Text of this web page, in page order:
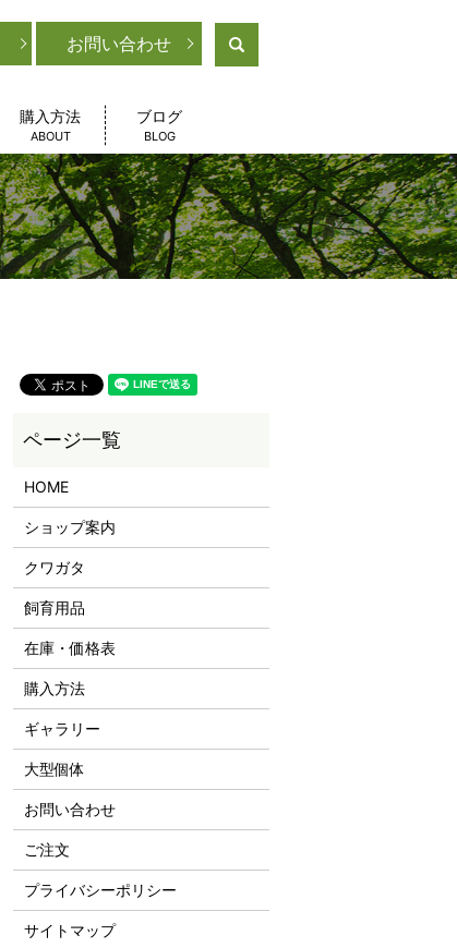
お問い合わせ
購入方法
ABOUT
ブログ
BLOG
HOME
ショップ案内
クワガタ
飼育用品
在庫・価格表
購入方法
ギャラリー
大型個体
お問い合わせ
ご注文
プライバシーポリシー
サイトマップ